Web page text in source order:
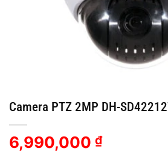
Camera PTZ 2MP DH-
6,990,000 ₫